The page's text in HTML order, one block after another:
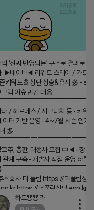
‘진짜 반영되는’ 구조로 결과로
. ▶네이버◀ 리워드 스테이 / 가드 /
키워드 최상단 상승&유지 多 - 로
그램 이슈 민감 대응
▶
다 / 헤르메스 / 시그니처 등 - 키워
이터 기반 운영 - 4~7월 시즌 인기
多
주, 총판, 대행사 모집 中◀ - 장기
관계 구축 - 개발사 직접 운영 빠른
식회사 더 풀림 https://더풀림상
https://더풀림상담.enn.kr
04-18 17:26
하트뿅뿅 라이언